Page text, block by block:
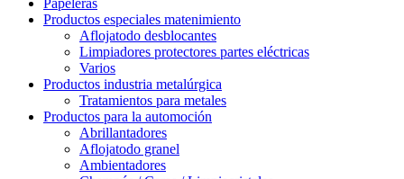
Productos especiales matenimiento
Aflojatodo desblocantes
Limpiadores protectores partes eléctricas
Varios
Productos industria metalúrgica
Tratamientos para metales
Productos para la automoción
Abrillantadores
Aflojatodo granel
Ambientadores